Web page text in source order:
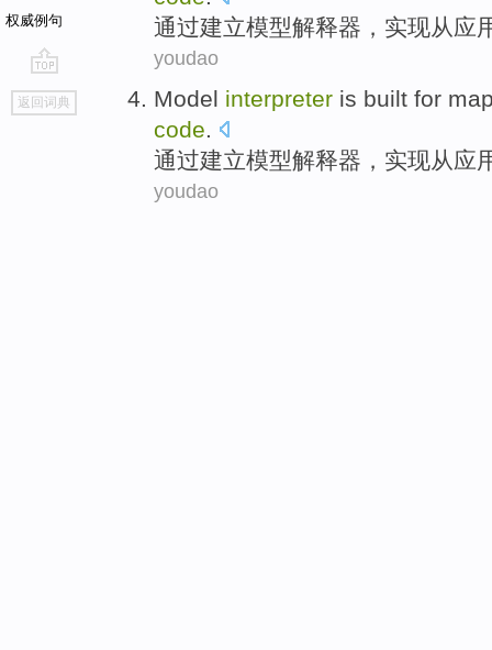
权威例句
go
top
返回词典
通过建立模型解释器 ，实现从 应
youdao
Model interpreter is built for
code.
通过建立模型解释器 ，实现从应
youdao